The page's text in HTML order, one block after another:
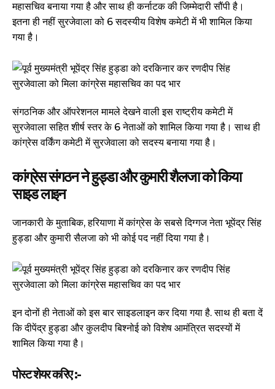
महासचिव बनाया गया है और साथ ही कर्नाटक की जिम्मेदारी सौंपी है।
इतना ही नहीं सुरजेवाला को 6 सदस्‍यीय विशेष कमेटी में भी शामिल किया
गया है।
संगठनिक और ऑपरेशनल मामले देखने वाली इस राष्ट्रीय कमेटी में
सुरजेवाला सहित शीर्ष स्तर के 6 नेताओं को शामिल किया गया है। साथ ही
कांग्रेस वर्किंग कमेटी में सुरजेवाला को सदस्य बनाया गया है।
कांग्रेस संगठन ने हुड्डा और कुमारी शैलजा को किया
साइड लाइन
जानकारी के मुताबिक, हरियाणा में कांग्रेस के सबसे दिग्गज नेता भूपेंद्र सिंह
हुड्डा और कुमारी सैलजा को भी कोई पद नहीं दिया गया है।
इन दोनों ही नेताओं को इस बार साइडलाइन कर दिया गया है. साथ ही बता दें
कि दीपेंद्र हुड्डा और कुलदीप बिश्नोई को विशेष आमंत्रित सदस्यों में
शामिल किया गया है।
पोस्ट शेयर करिए :-